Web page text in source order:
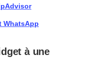
WhatsApp
à une